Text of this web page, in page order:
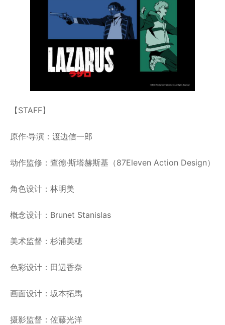
【STAFF】
原作·导演：渡边信一郎
动作监修：查德·斯塔赫斯基（87Eleven Action Design）
角色设计：林明美
概念设计：Brunet Stanislas
美术监督：杉浦美穂
色彩设计：田辺香奈
画面设计：坂本拓馬
摄影监督：佐藤光洋